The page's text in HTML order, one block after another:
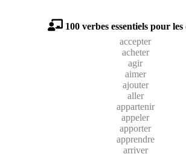
100 verbes essentiels pour
accepter
acheter
agir
aimer
ajouter
aller
appartenir
appeler
apporter
apprendre
arriver